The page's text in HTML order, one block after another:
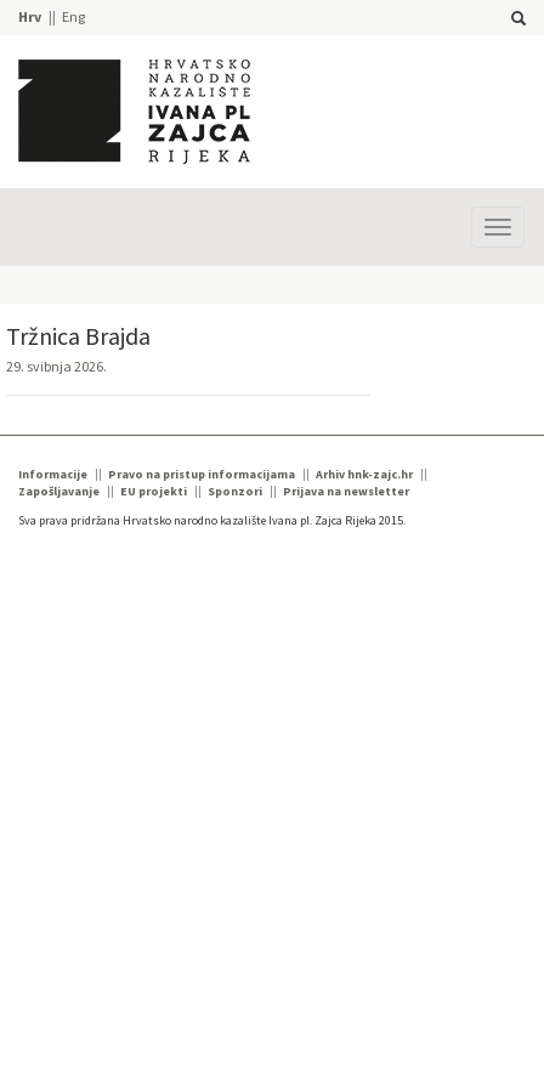
Hrv Eng
Tržnica Brajda
29. svibnja 2026.
Informacije Pravo na pristup informacijama
Arhiv hnk-zajc.hr
Zapošljavanje
EU projekti Sponzori
Prijava na newsletter
Sva prava pridržana Hrvatsko narodno kazalište Ivana pl. Zajca Rijeka 2015.